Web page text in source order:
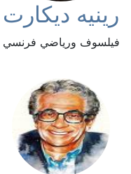
رينيه ديكارت
فيلسوف ورياضي فرنسي